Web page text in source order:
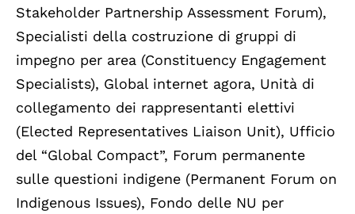
Stakeholder Partnership Assessment Forum),
Specialisti della costruzione di gruppi di
impegno per area (Constituency Engagement
Specialists), Global internet agora, Unità di
collegamento dei rappresentanti elettivi
(Elected Representatives Liaison Unit), Ufficio
del “Global Compact”, Forum permanente
sulle questioni indigene (Permanent Forum on
Indigenous Issues), Fondo delle NU per